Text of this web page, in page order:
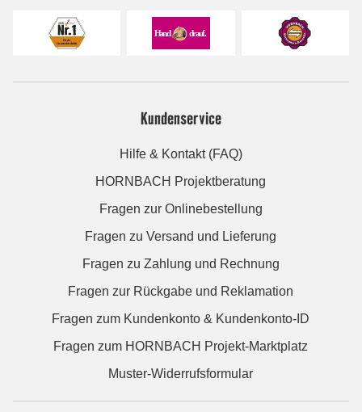
Kundenservice
Hilfe & Kontakt (FAQ)
HORNBACH Projektberatung
Fragen zur Onlinebestellung
Fragen zu Versand und Lieferung
Fragen zu Zahlung und Rechnung
Fragen zur Rückgabe und Reklamation
Fragen zum Kundenkonto & Kundenkonto-ID
Fragen zum HORNBACH Projekt-Marktplatz
Muster-Widerrufsformular